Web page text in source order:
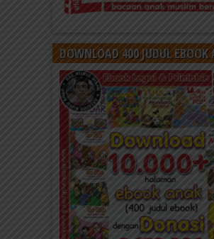
DOWNLOAD 400 JUDUL EBOOK